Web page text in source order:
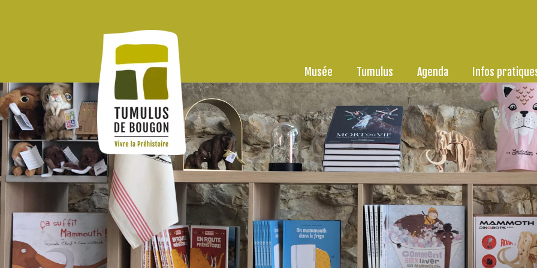
Musée Tumulus Agenda Infos